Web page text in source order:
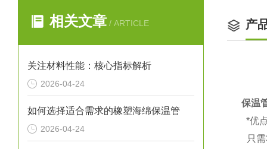
相关文章 / ARTICLE
关注材料性能：核心指标解析
2026-04-24
如何选择适合需求的橡塑海绵保温管
2026-04-24
产
保温
*优
只需